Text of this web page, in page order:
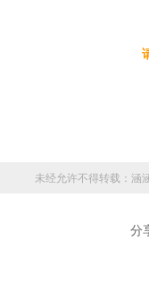
未经允许不得转载： 涵
分